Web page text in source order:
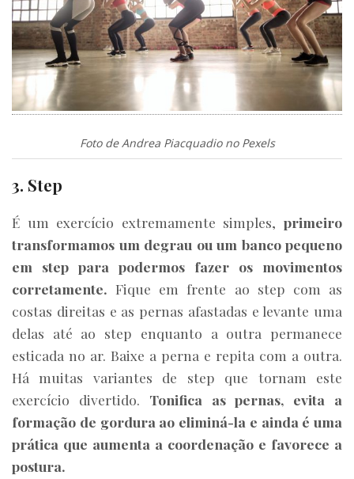
Foto de Andrea Piacquadio no Pexels
3. Step
É um exercício extremamente simples, primeiro
transformamos um degrau ou um banco pequeno
em step para podermos fazer os movimentos
corretamente. Fique em frente ao step com as
costas direitas e as pernas afastadas e levante uma
delas até ao step enquanto a outra permanece
esticada no ar. Baixe a perna e repita com a outra.
Há muitas variantes de step que tornam este
exercício divertido. Tonifica as pernas, evita a
formação de gordura ao eliminá-la e ainda é uma
prática que aumenta a coordenação e favorece a
postura.